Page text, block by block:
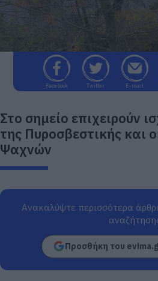
Facebook Twitter E-mail
Στο σημείο επιχειρούν
της Πυροσβεστικής και
Ψαχνών
Ανακαλύψτε περισσότερα
Προσθήκη του